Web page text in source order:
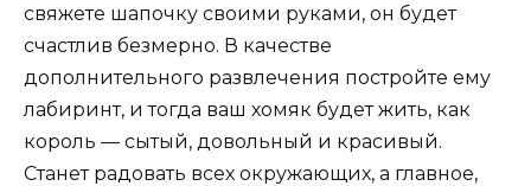
свяжете шапочку своими руками, он будет
счастлив безмерно. В качестве
дополнительного развлечения постройте ему
лабиринт, и тогда ваш хомяк будет жить, как
король — сытый, довольный и красивый.
Станет радовать всех окружающих, а главное,